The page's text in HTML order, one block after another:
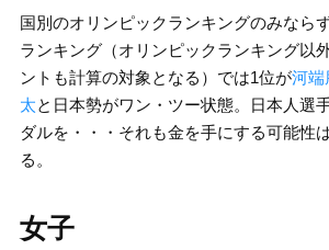
国別のオリンピックランキングのみなら
ランキング（オリンピックランキング以
ントも計算の対象となる）では1位が河端
太と日本勢がワン・ツー状態。日本人選
ダルを・・・それも金を手にする可能性
る。
女子